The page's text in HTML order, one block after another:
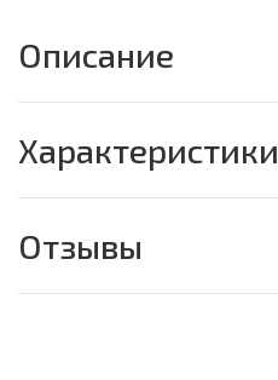
Описание
Характеристики
Отзывы